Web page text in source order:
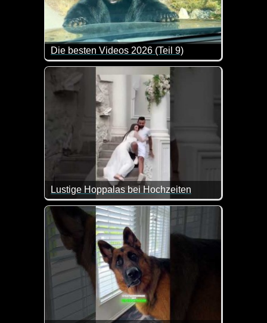
Die besten Videos 2026 (Teil 9)
Eine tolle Zusammenstellung von lustigen
Lustige Hoppalas bei Hochzeiten
Zum Welttag der Ehe kommen diese Hoppalas